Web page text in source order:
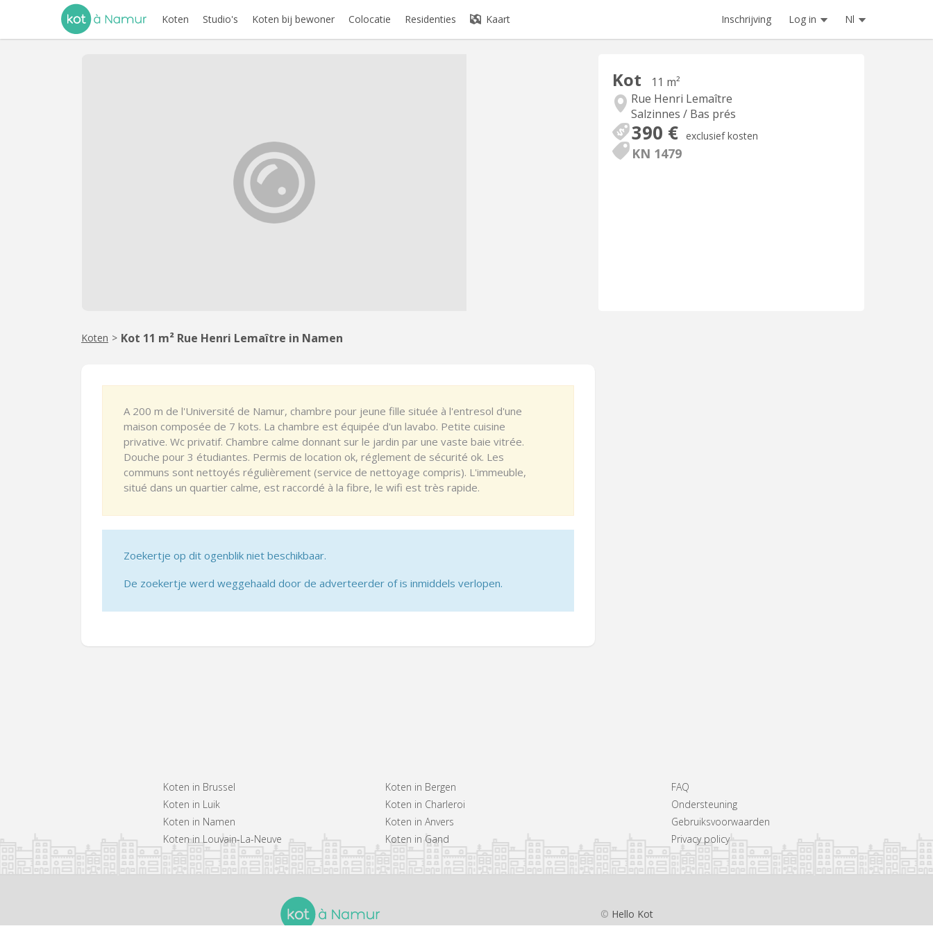
Koten Studio's Koten bij bewoner Colocatie Residenties Kaart Inschrijving Log in Nl
Kot
11 m²
Rue Henri Lemaître
Salzinnes / Bas prés
390 € exclusief kosten
KN 1479
Koten > Kot 11 m² Rue Henri Lemaître in Namen
A 200 m de l'Université de Namur, chambre pour jeune fille située à l'entresol d'une
maison composée de 7 kots. La chambre est équipée d'un lavabo. Petite cuisine
privative. Wc privatif. Chambre calme donnant sur le jardin par une vaste baie vitrée.
Douche pour 3 étudiantes. Permis de location ok, réglement de sécurité ok. Les
communs sont nettoyés régulièrement (service de nettoyage compris). L'immeuble,
situé dans un quartier calme, est raccordé à la fibre, le wifi est très rapide.
Zoekertje op dit ogenblik niet beschikbaar.
De zoekertje werd weggehaald door de adverteerder of is inmiddels verlopen.
Koten in Brussel
Koten in Luik
Koten in Namen
Koten in Louvain-La-Neuve
Koten in Bergen
Koten in Charleroi
Koten in Anvers
Koten in Gand
FAQ
Ondersteuning
Gebruiksvoorwaarden
Privacy policy
© Hello Kot